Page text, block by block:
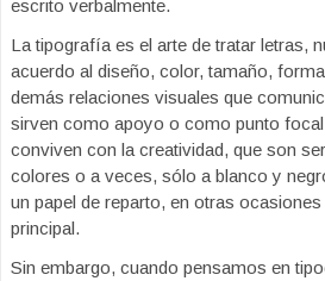
escrito verbalmente.
La tipografía es el arte de tratar letras,
acuerdo al diseño, color, tamaño,
demás relaciones visuales que
sirven como apoyo o como punto
conviven con la creatividad, que son
colores o a veces, sólo a blanco y
un papel de reparto, en otras
principal.
Sin embargo, cuando pensamos en